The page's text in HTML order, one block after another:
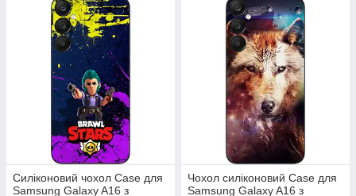
Силіконовий чохол Case для
Samsung Galaxy A16 з
Чохол силіконовий Case для
Samsung Galaxy A16 з